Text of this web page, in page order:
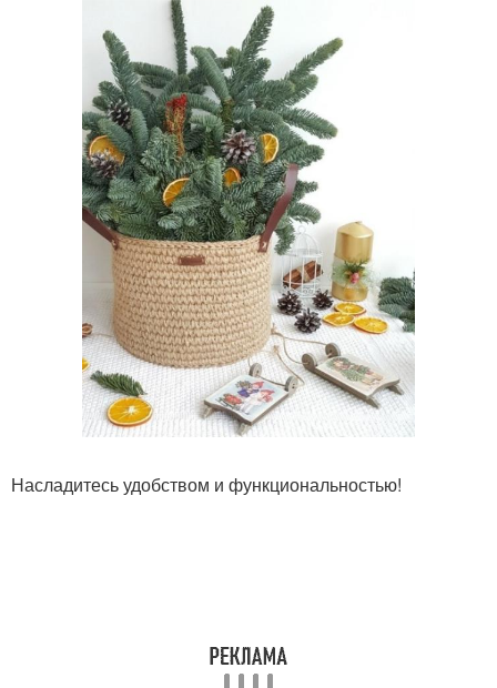
Насладитесь удобством и функциональностью!